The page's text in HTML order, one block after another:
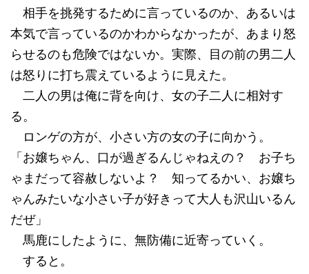
相手を挑発するために言っているのか、あるいは
本気で言っているのかわからなかったが、あまり怒
らせるのも危険ではないか。実際、目の前の男二人
は怒りに打ち震えているように見えた。
二人の男は俺に背を向け、女の子二人に相対す
る。
ロンゲの方が、小さい方の女の子に向かう。
「お嬢ちゃん、口が過ぎるんじゃねえの？ お子ち
ゃまだって容赦しないよ？ 知ってるかい、お嬢ち
ゃんみたいな小さい子が好きって大人も沢山いるん
だぜ」
馬鹿にしたように、無防備に近寄っていく。
すると。